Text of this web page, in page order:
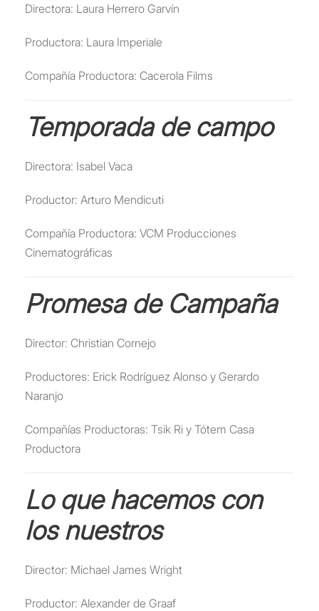
Directora: Laura Herrero Garvín
Productora: Laura Imperiale
Compañía Productora: Cacerola Films
Temporada de campo
Directora: Isabel Vaca
Productor: Arturo Mendicuti
Compañía Productora: VCM Producciones
Cinematográficas
Promesa de Campaña
Director: Christian Cornejo
Productores: Erick Rodríguez Alonso y Gerardo
Naranjo
Compañías Productoras: Tsik Ri y Tótem Casa
Productora
Lo que hacemos con
los nuestros
Director: Michael James Wright
Productor: Alexander de Graaf